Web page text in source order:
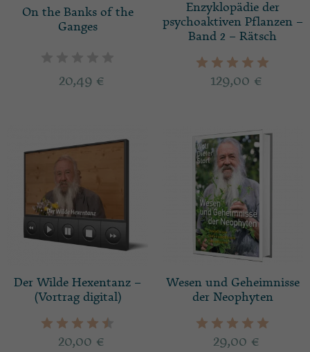
On the Banks of the
Ganges
20,49 €
Enzyklopädie der
psychoaktiven Pflanzen –
Band 2 – Rätsch
129,00 €
Der Wilde Hexentanz –
(Vortrag digital)
20,00 €
Wesen und Geheimnisse
der Neophyten
29,00 €